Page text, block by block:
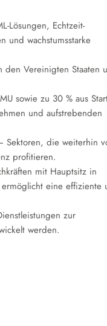
Lösungen, Echtzeit-
und wachstumsstarke
den Vereinigten Staaten
sowie zu 30 % aus
und aufstrebenden
Sektoren, die weiterhin
profitieren.
mit Hauptsitz in
eine effiziente
zur
werden.